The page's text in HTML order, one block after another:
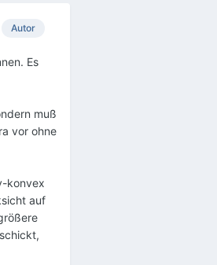
Autor
Es
muß
vor ohne
konvex
auf